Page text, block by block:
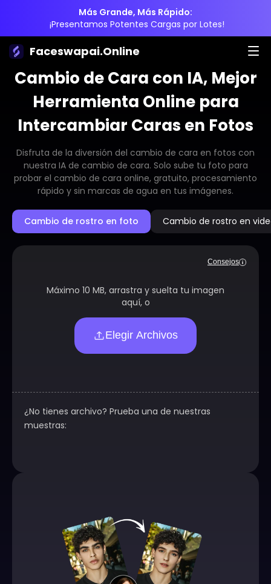
Más Grande, Más Rápido:
¡Presentamos Potentes Cargas por Lotes!
Faceswapai.Online
Cambio de Cara con IA, Mejor
Herramienta Online para
Intercambiar Caras en Fotos
Disfruta de la diversión del cambio de cara en fotos con
nuestra IA de cambio de cara. Solo sube tu foto para
probar el cambio de cara online, gratuito, procesamiento
rápido y sin marcas de agua en tus imágenes.
Cambio de rostro en foto Cambio de rostro en
Máximo 10 MB, arrastra y suelta tu imagen
aquí, o
Elegir Archivos
¿No tienes archivo? Prueba una de nuestras
muestras:
Consejos